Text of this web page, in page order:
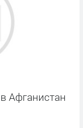
Афганистан